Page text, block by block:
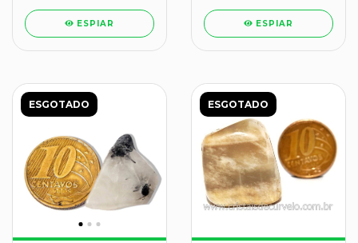
ESPIAR ESPIAR
ESGOTADO ESGOTADO